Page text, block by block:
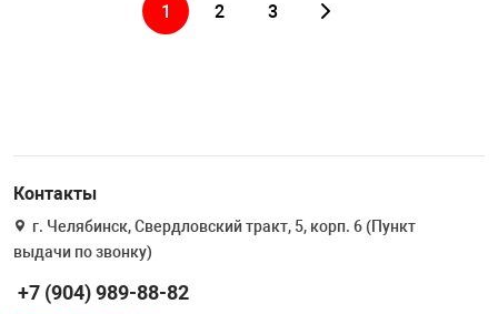
1 2 3
Контакты
г. Челябинск, Свердловский тракт, 5, корп. 6 (Пункт
выдачи по звонку)
+7 (904) 989-88-82